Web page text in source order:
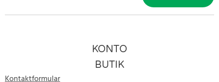
KONTO
BUTIK
Kontaktformular